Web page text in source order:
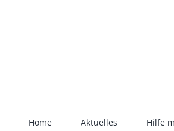
Home Aktuelles Hilfe